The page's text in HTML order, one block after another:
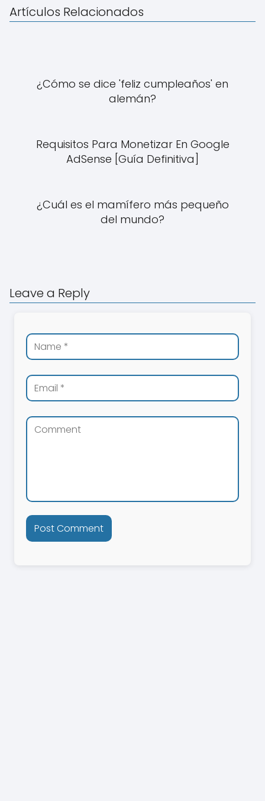
Artículos Relacionados
¿Cómo se dice 'feliz cumpleaños' en
alemán?
Requisitos Para Monetizar En Google
AdSense [Guía Definitiva]
¿Cuál es el mamífero más pequeño
del mundo?
Leave a Reply